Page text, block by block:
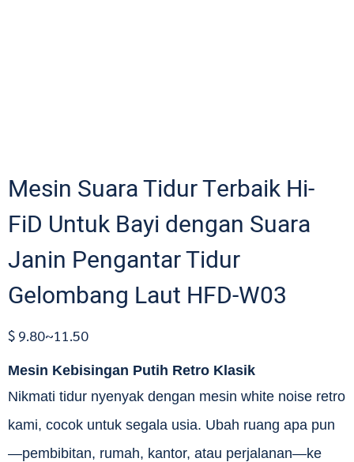
Mesin Suara Tidur Terbaik Hi-
FiD Untuk Bayi dengan Suara
Janin Pengantar Tidur
Gelombang Laut HFD-W03
$ 9.80~11.50
Mesin Kebisingan Putih Retro Klasik
Nikmati tidur nyenyak dengan mesin white noise retro
kami, cocok untuk segala usia. Ubah ruang apa pun
—pembibitan, rumah, kantor, atau perjalanan—ke